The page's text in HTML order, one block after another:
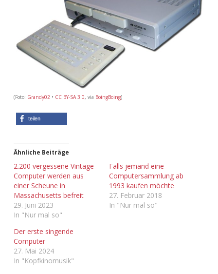
Adventskalender 2020
Adventskalender 2021
Adventskalender 2022
Adventskalender 2023
Adventskalender 2024
(Foto: Grandy02 • CC BY-SA 3.0, via BoingBoing)
teilen
Ähnliche Beiträge
2.200 vergessene Vintage-
Computer werden aus
einer Scheune in
Massachusetts befreit
29. Juni 2023
In "Nur mal so"
Falls jemand eine
Computersammlung ab
1993 kaufen möchte
27. Februar 2018
In "Nur mal so"
Der erste singende
Computer
27. Mai 2024
In "Kopfkinomusik"